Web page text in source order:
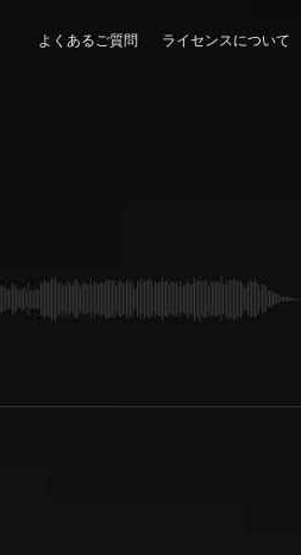
よくあるご質問 ライセンスについて